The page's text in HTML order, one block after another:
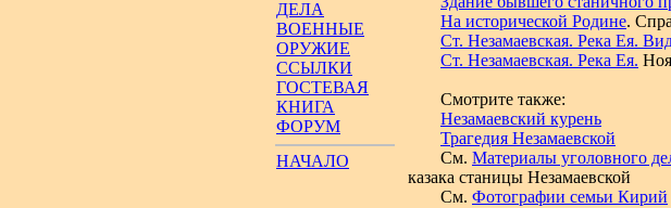
ДЕЛА
ВОЕННЫЕ
ОРУЖИЕ
ССЫЛКИ
ГОСТЕВАЯ
КНИГА
ФОРУМ
НАЧАЛО
На исторической Родине.
Ст. Незамаевская. Река Ея.
Ст. Незамаевская. Река Ея.
Смотрите также:
Незамаевский курень
Трагедия Незамаевской
См. Материалы уголовного
казака станицы Незамаевской
См. Фотографии семьи Кирий